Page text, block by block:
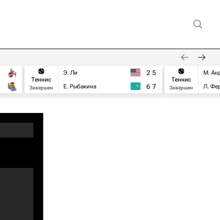
Теннис
Завершен
Э. Ли
Е. Рыбакина
2 5
6 7
Теннис
Завершен
М.
Л.